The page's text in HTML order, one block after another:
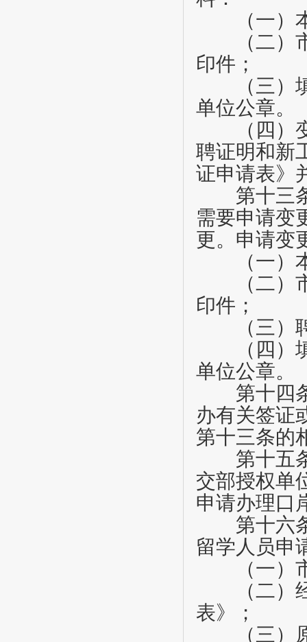
（一）本
（二）市
印件；
（三）填
单位公章。
（四）变
聘证明和新
证申请表》
第十三
需要申请变
更。申请变
（一）本
（二）市
印件；
（三）聘
（四）填
单位公章。
第十四
办有关签证
第十三条的
第十五
交部授权单
申请办理口
第十六
留学人员申
（一）市
（二）经
表》；
（三）原